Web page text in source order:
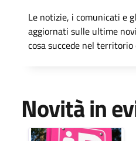
Le notizie, i comunicati e
aggiornati sulle ultime
cosa succede nel territorio
Novità in